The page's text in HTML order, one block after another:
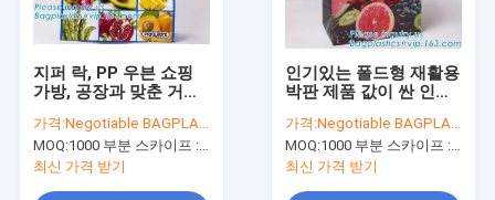
공장 여행
인용문을 요구하세요
지퍼 락, PP 우븐 쇼핑
가방, 공장과 맞춘 거대
이 싼 라미네이트된 피
피 우븐 판매점을 특화
했습니다
가격:Negotiable BAGPLASTICS@YAHOO.COM
MOQ:1000 부분 스카이프 : 마이데아르닐
최신 가격 받기
인기있는 폴드형 재활용
박판 제품 값이 싼 인쇄
중국 값이 싼 커스텀 로
고 피피 우븐 재활용 숍
피
가격:Negotiable BAGPLASTICS@YAHOO.COM
MOQ:1000 부분 스카이프 : 마이데아르닐
최신 가격 받기